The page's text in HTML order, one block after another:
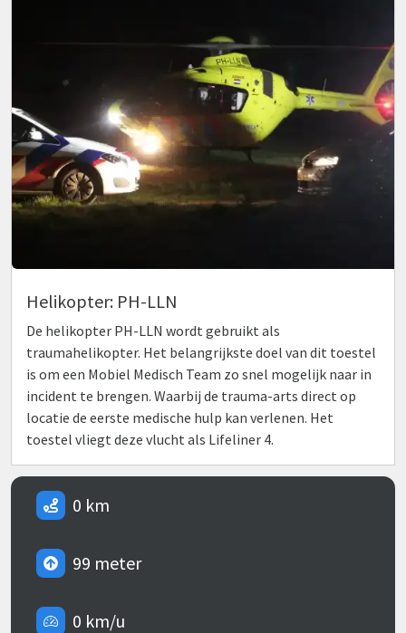
Helikopter: PH-LLN
De helikopter PH-LLN wordt gebruikt als
traumahelikopter. Het belangrijkste doel van dit toestel
is om een Mobiel Medisch Team zo snel mogelijk naar in
incident te brengen. Waarbij de trauma-arts direct op
locatie de eerste medische hulp kan verlenen. Het
toestel vliegt deze vlucht als Lifeliner 4.
0 km
99 meter
0 km/u